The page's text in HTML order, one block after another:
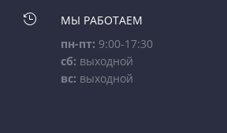

МЫ РАБОТАЕМ
пн-пт: 9:00-17:30
сб: выходной
вс: выходной